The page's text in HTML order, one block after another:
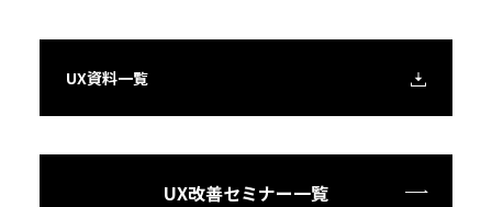
UX資料一覧
UX改善セミナー一覧